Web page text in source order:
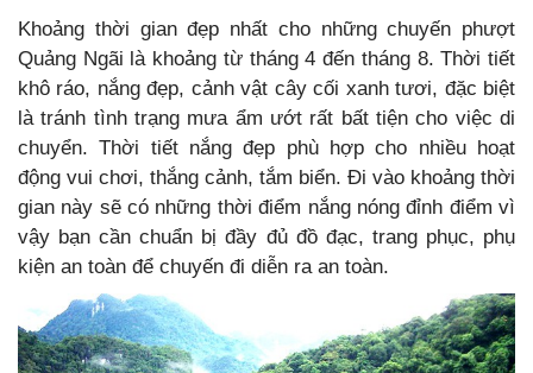
Khoảng thời gian đẹp nhất cho những chuyến phượt
Quảng Ngãi là khoảng từ tháng 4 đến tháng 8. Thời tiết
khô ráo, nắng đẹp, cảnh vật cây cối xanh tươi, đặc biệt
là tránh tình trạng mưa ẩm ướt rất bất tiện cho việc di
chuyển. Thời tiết nắng đẹp phù hợp cho nhiều hoạt
động vui chơi, thắng cảnh, tắm biển. Đi vào khoảng thời
gian này sẽ có những thời điểm nắng nóng đỉnh điểm vì
vậy bạn cần chuẩn bị đầy đủ đồ đạc, trang phục, phụ
kiện an toàn để chuyến đi diễn ra an toàn.